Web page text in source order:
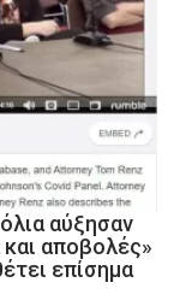
αύξησαν
αποβολές»
επίσημα